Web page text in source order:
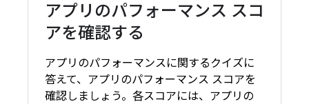
アプリのパフォーマンス スコ
アを確認する
アプリのパフォーマンスに関するクイズに
答えて、アプリのパフォーマンス スコアを
確認しましょう。各スコアには、アプリの